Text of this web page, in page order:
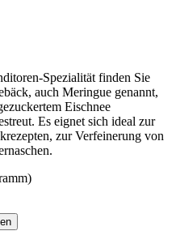
Spezialität finden Sie
auch Meringue genannt,
Eischnee
Es eignet sich ideal zur
zur Verfeinerung von